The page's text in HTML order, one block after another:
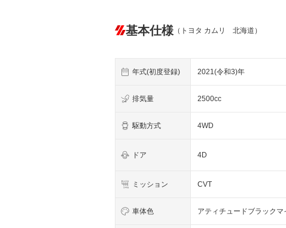
基本仕様 （トヨタ カムリ 北海道）
年式(初度登録) 2021(令和3)年
排気量 2500cc
駆動方式 4WD
ドア 4D
ミッション CVT
車体色 アティチュードブラックマ